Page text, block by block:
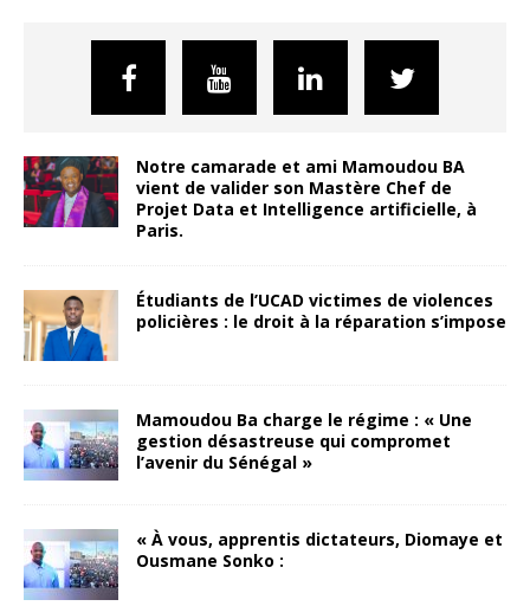
Notre camarade et ami Mamoudou BA
vient de valider son Mastère Chef de
Projet Data et Intelligence artificielle, à
Paris.
Étudiants de l’UCAD victimes de violences
policières : le droit à la réparation s’impose
Mamoudou Ba charge le régime : « Une
gestion désastreuse qui compromet
l’avenir du Sénégal »
« À vous, apprentis dictateurs, Diomaye et
Ousmane Sonko :